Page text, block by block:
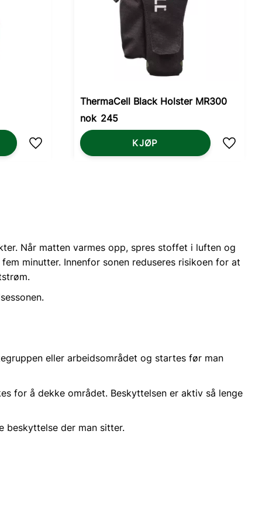
Lagre som favoritt
ThermaCell Black Holster MR300
nok 245
Lagre
KJØP
Når matten varmes opp, spres stoffet i luften og
minutter. Innenfor sonen reduseres risikoen for at
eller arbeidsområdet og startes før man
for å dekke området. Beskyttelsen er aktiv så lenge
beskyttelse der man sitter.